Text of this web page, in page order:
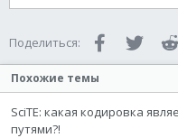
Поделиться: FacebookTwitter
Похожие темы
SciTE: какая кодировка
путями?!